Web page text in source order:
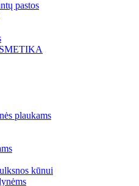
pastos
plaukams
kūnui